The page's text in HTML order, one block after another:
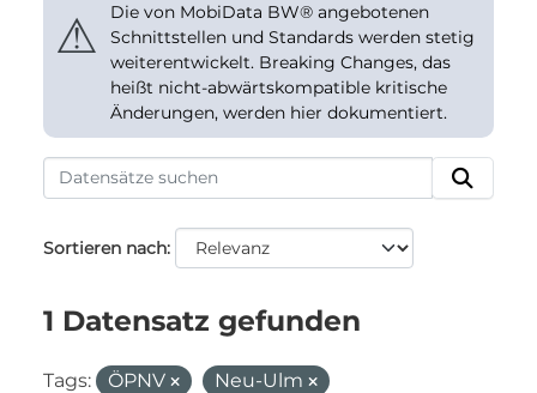
⚠
Die von MobiData BW® angebotenen
Schnittstellen und Standards werden stetig
weiterentwickelt. Breaking Changes, das
heißt nicht-abwärtskompatible kritische
Änderungen, werden hier dokumentiert.
Sortieren nach
1 Datensatz gefunden
Tags: ÖPNV
Neu-Ulm